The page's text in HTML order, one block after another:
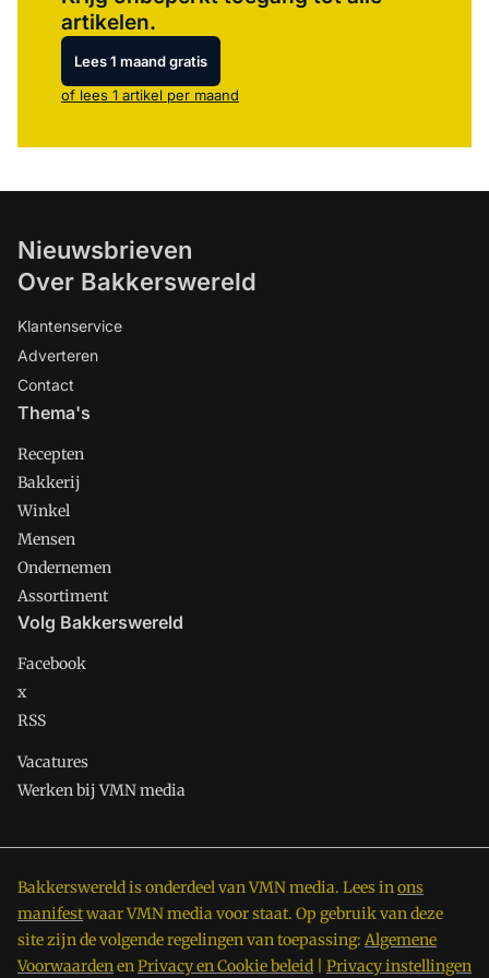
artikelen.
Lees 1 maand gratis
of lees 1 artikel per maand
Nieuwsbrieven
Over Bakkerswereld
Klantenservice
Adverteren
Contact
Thema's
Recepten
Bakkerij
Winkel
Mensen
Ondernemen
Assortiment
Volg Bakkerswereld
Facebook
x
RSS
Vacatures
Werken bij VMN media
Bakkerswereld is onderdeel van VMN media. Lees inons
manifestwaar VMN media voor staat. Op gebruik van deze
site zijn de volgende regelingen van toepassing: Algemene
VoorwaardenenPrivacy en Cookie beleid Privacy instellingen